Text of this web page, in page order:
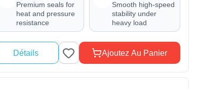
Premium seals for
heat and pressure
resistance
Smooth high-speed
stability under
heavy load
Détails Ajoutez Au Panier